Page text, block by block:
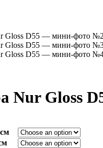
Nur Gloss